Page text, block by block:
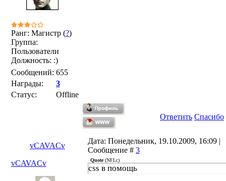
Ранг: Магистр (?)
Группа:
Пользователи
Должность: :)
Сообщений: 655
Награды:
3
Статус:
Offline
Ответить Спасибо
vCAVACv
Дата: Понедельник, 19.10.2009, 16:09 |
Сообщение # 3
vCAVACv
Quote(NFLc)
css в помощь